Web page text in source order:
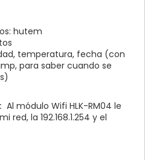
Length: ");
'temperatura' ];
Error"
hutem
temperatura, fecha (con
para saber cuando se
Al módulo Wifi HLK-RM04 le
red, la 192.168.1.254 y el